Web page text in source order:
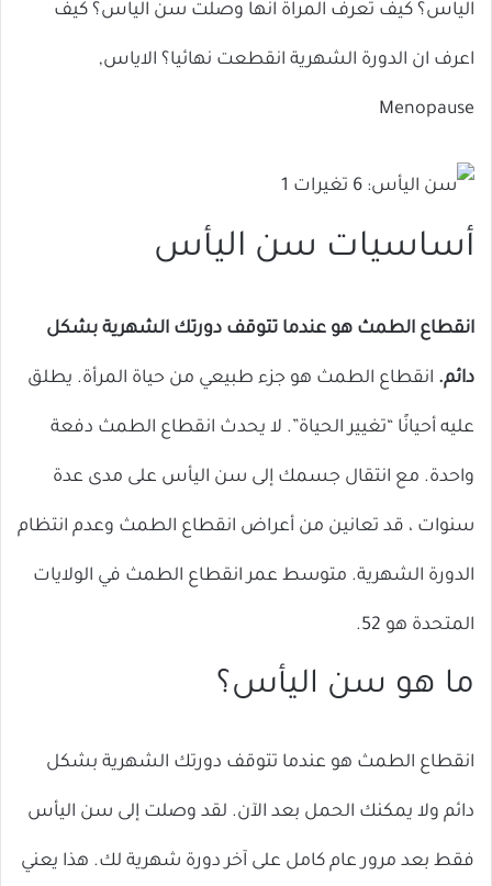
الياس؟ كيف تعرف المراة انها وصلت سن الياس؟ كيف
اعرف ان الدورة الشهرية انقطعت نهائيا؟ الاياس,
Menopause
أساسيات سن اليأس
انقطاع الطمث هو عندما تتوقف دورتك الشهرية بشكل
دائم. انقطاع الطمث هو جزء طبيعي من حياة المرأة. يطلق
عليه أحيانًا “تغيير الحياة”. لا يحدث انقطاع الطمث دفعة
واحدة. مع انتقال جسمك إلى سن اليأس على مدى عدة
سنوات ، قد تعانين من أعراض انقطاع الطمث وعدم انتظام
الدورة الشهرية. متوسط ​​عمر انقطاع الطمث في الولايات
المتحدة هو 52.
ما هو سن اليأس؟
انقطاع الطمث هو عندما تتوقف دورتك الشهرية بشكل
دائم ولا يمكنك الحمل بعد الآن. لقد وصلت إلى سن اليأس
فقط بعد مرور عام كامل على آخر دورة شهرية لك. هذا يعني